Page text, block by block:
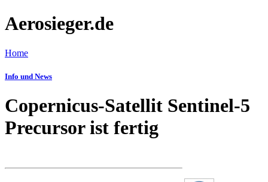
Aerosieger.de
Home
Info und News
Copernicus-Satellit Sentinel-5
Precursor ist fertig